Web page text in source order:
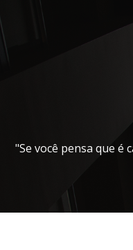
"Se você pensa que